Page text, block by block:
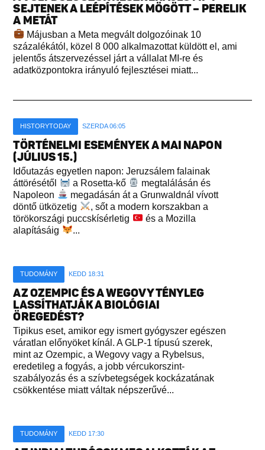
SEJTENEK A LEÉPÍTÉSEK MÖGÖTT – PERELIK
A METÁT
Májusban a Meta megvált dolgozóinak 10
százalékától, közel 8 000 alkalmazottat küldött el, ami
jelentős átszervezéssel járt a vállalat MI-re és
adatközpontokra irányuló fejlesztései miatt...
HISTORYTODAY SZERDA 06:05
TÖRTÉNELMI ESEMÉNYEK A MAI NAPON
(JÚLIUS 15.)
Időutazás egyetlen napon: Jeruzsálem falainak
áttörésétől
a Rosetta-kő
megtalálásán és
Napoleon
megadásán át a Grunwaldnál vívott
döntő ütközetig
, sőt a modern korszakban a
törökországi puccskísérletig
és a Mozilla
alapításáig
...
TUDOMÁNY KEDD 18:31
AZ OZEMPIC ÉS A WEGOVY TÉNYLEG
LASSÍTHATJÁK A BIOLÓGIAI
ÖREGEDÉST?
Tipikus eset, amikor egy ismert gyógyszer egészen
váratlan előnyöket kínál. A GLP-1 típusú szerek,
mint az Ozempic, a Wegovy vagy a Rybelsus,
eredetileg a fogyás, a jobb vércukorszint-
szabályozás és a szívbetegségek kockázatának
csökkentése miatt váltak népszerűvé...
TUDOMÁNY KEDD 17:30